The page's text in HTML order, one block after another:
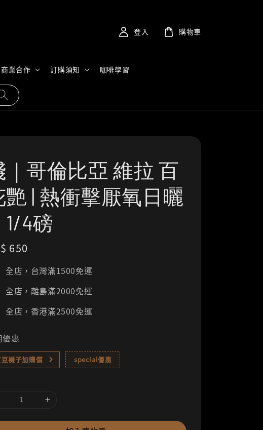
商業合作 訂購須知 咖啡學習
登入 購物車
｜哥倫比亞 維拉 百
艷 | 熱衝擊厭氧日曬
1/4磅
650
全店，台灣滿1500免運
全店，離島滿2000免運
全店，香港滿2500免運
惠
豆襪子加購價 special優惠